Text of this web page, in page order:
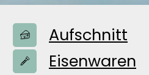
Aufschnitt
Eisenwaren